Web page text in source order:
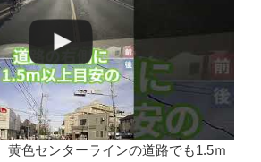
黄色センターラインの道路でも1.5ｍ